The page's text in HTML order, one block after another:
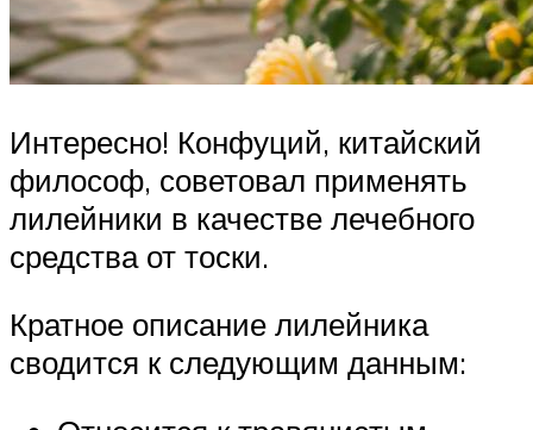
Интересно! Конфуций, китайский
философ, советовал применять
лилейники в качестве лечебного
средства от тоски.
Кратное описание лилейника
сводится к следующим данным: